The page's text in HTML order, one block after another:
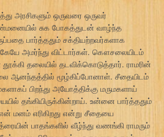
அரசிகளும் ஒருவரை ஒருவர்
சுக போகத்துடன் வாழ்ந்த
பார்த்ததும் சக்தியற்றவர்களாக
அமர்ந்து விட்டார்கள். கௌசலையிடம்
தலையில் தடவிக்கொடுத்தார். ராமரின்
ஆனந்தத்தில் மூழ்கிப்போனாள். சீதையிடம்
பிறந்து அயோத்திக்கு மருமகளாய்
தங்கியிருக்கின்றாய். உன்னை பார்த்ததும்
என் மனம் எரிகிறது என்று சீதையை
பாதங்களில் வீழ்ந்து வணங்கி ராமரும்